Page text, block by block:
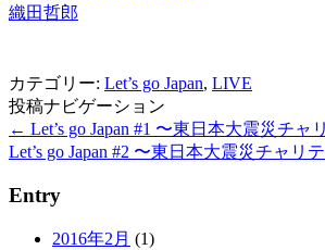
織田哲郎
カテゴリー: Let’s go Japan, LIVE
投稿ナビゲーション
← Let’s go Japan #1 〜東日本大震災チャ
Let’s go Japan #2 〜東日本大震災チャリ
Entry
2016年2月 (1)